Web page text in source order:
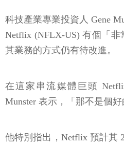
科技產業專業投資人 Gene
Netflix (NFLX-US) 有個「
其業務的方式仍有待改進。
在這家串流媒體巨頭
Munster 表示，「那不是個好
他特別指出，Netflix 預計其